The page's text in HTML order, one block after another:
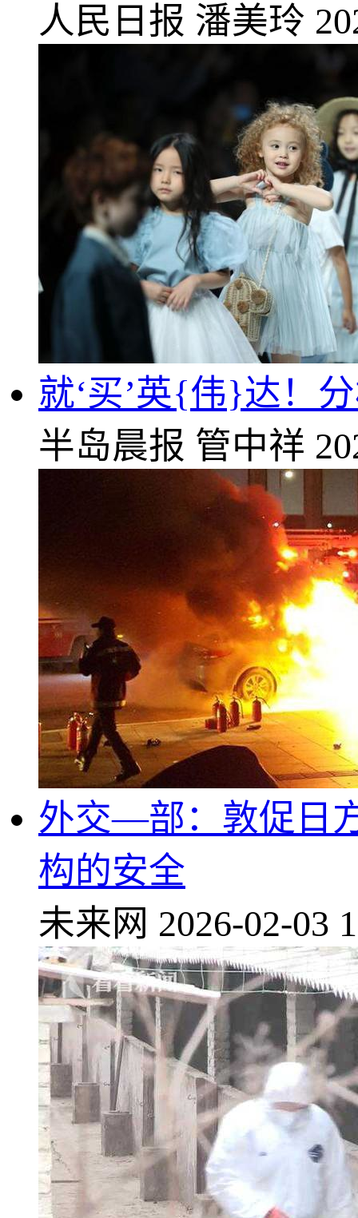
人民日报 潘美玲
就‘买’英{伟}达！
半岛晨报 管中祥
外交—部：敦促日
构的安全
未来网 2026-02-03